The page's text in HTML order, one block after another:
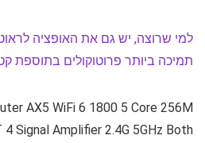
תמיכה ביותר פרוטוקולים בתוספת
AX5 WiFi 6 1800 5 Core 256M
Signal Amplifier 2.4G 5GHz Both